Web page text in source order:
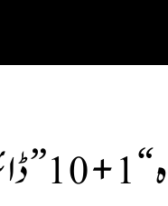
چینی وزیر